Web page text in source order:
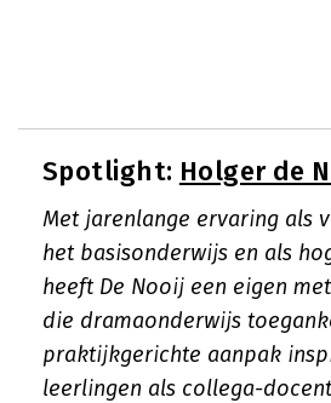
Spotlight: Holger de
Met jarenlange ervaring als
het basisonderwijs en als
heeft De Nooij een eigen
die dramaonderwijs
praktijkgerichte aanpak
leerlingen als collega-